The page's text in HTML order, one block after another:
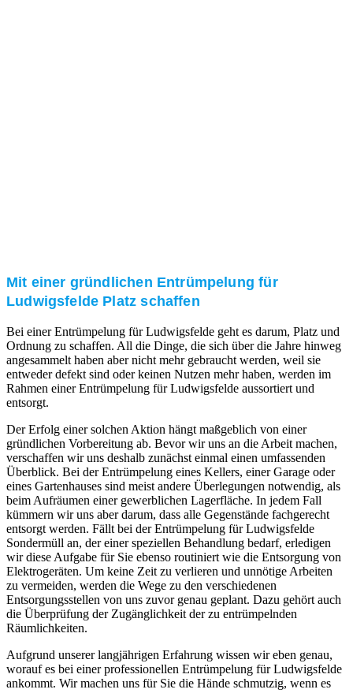
Mit einer gründlichen Entrümpelung für
Ludwigsfelde Platz schaffen
Bei einer Entrümpelung für Ludwigsfelde geht es darum, Platz und
Ordnung zu schaffen. All die Dinge, die sich über die Jahre hinweg
angesammelt haben aber nicht mehr gebraucht werden, weil sie
entweder defekt sind oder keinen Nutzen mehr haben, werden im
Rahmen einer Entrümpelung für Ludwigsfelde aussortiert und
entsorgt.
Der Erfolg einer solchen Aktion hängt maßgeblich von einer
gründlichen Vorbereitung ab. Bevor wir uns an die Arbeit machen,
verschaffen wir uns deshalb zunächst einmal einen umfassenden
Überblick. Bei der Entrümpelung eines Kellers, einer Garage oder
eines Gartenhauses sind meist andere Überlegungen notwendig, als
beim Aufräumen einer gewerblichen Lagerfläche. In jedem Fall
kümmern wir uns aber darum, dass alle Gegenstände fachgerecht
entsorgt werden. Fällt bei der Entrümpelung für Ludwigsfelde
Sondermüll an, der einer speziellen Behandlung bedarf, erledigen
wir diese Aufgabe für Sie ebenso routiniert wie die Entsorgung von
Elektrogeräten. Um keine Zeit zu verlieren und unnötige Arbeiten
zu vermeiden, werden die Wege zu den verschiedenen
Entsorgungsstellen von uns zuvor genau geplant. Dazu gehört auch
die Überprüfung der Zugänglichkeit der zu entrümpelnden
Räumlichkeiten.
Aufgrund unserer langjährigen Erfahrung wissen wir eben genau,
worauf es bei einer professionellen Entrümpelung für Ludwigsfelde
ankommt. Wir machen uns für Sie die Hände schmutzig, wenn es